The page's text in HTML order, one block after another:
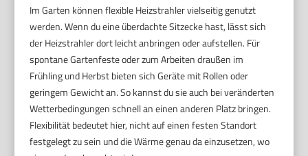
Im Garten können flexible Heizstrahler vielseitig genutzt
werden. Wenn du eine überdachte Sitzecke hast, lässt sich
der Heizstrahler dort leicht anbringen oder aufstellen. Für
spontane Gartenfeste oder zum Arbeiten draußen im
Frühling und Herbst bieten sich Geräte mit Rollen oder
geringem Gewicht an. So kannst du sie auch bei veränderten
Wetterbedingungen schnell an einen anderen Platz bringen.
Flexibilität bedeutet hier, nicht auf einen festen Standort
festgelegt zu sein und die Wärme genau da einzusetzen, wo